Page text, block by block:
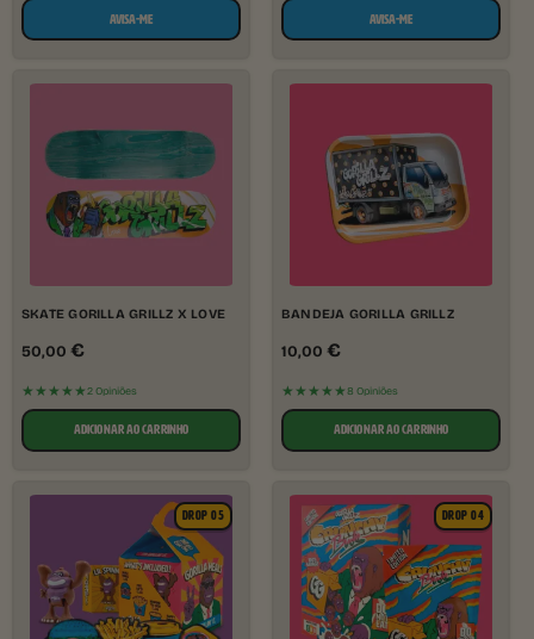
AVISA-ME AVISA-ME
SKATE GORILLA GRILLZ X LOVE
50,00 €
★★★★★2 Opiniões
ADICIONAR AO CARRINHO
BANDEJA GORILLA GRILLZ
10,00 €
★★★★★8 Opiniões
ADICIONAR AO CARRINHO
DROP 05 DROP 04